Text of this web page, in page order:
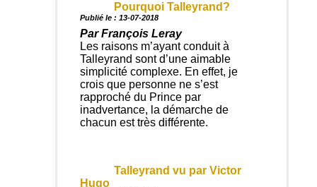
Pourquoi Talleyrand?
Publié le : 13-07-2018
Par François Leray
Les raisons m’ayant conduit à
Talleyrand sont d’une aimable
simplicité complexe. En effet, je
crois que personne ne s’est
rapproché du Prince par
inadvertance, la démarche de
chacun est très différente.
Talleyrand vu par Victor
Hugo